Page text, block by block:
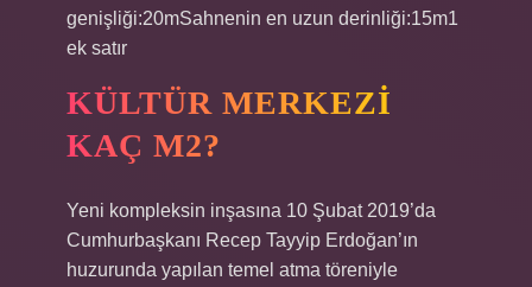
genişliği:20mSahnenin en uzun derinliği:15m1
ek satır
KÜLTÜR MERKEZI
KAÇ M2?
Yeni kompleksin inşasına 10 Şubat 2019’da
Cumhurbaşkanı Recep Tayyip Erdoğan’ın
huzurunda yapılan temel atma töreniyle